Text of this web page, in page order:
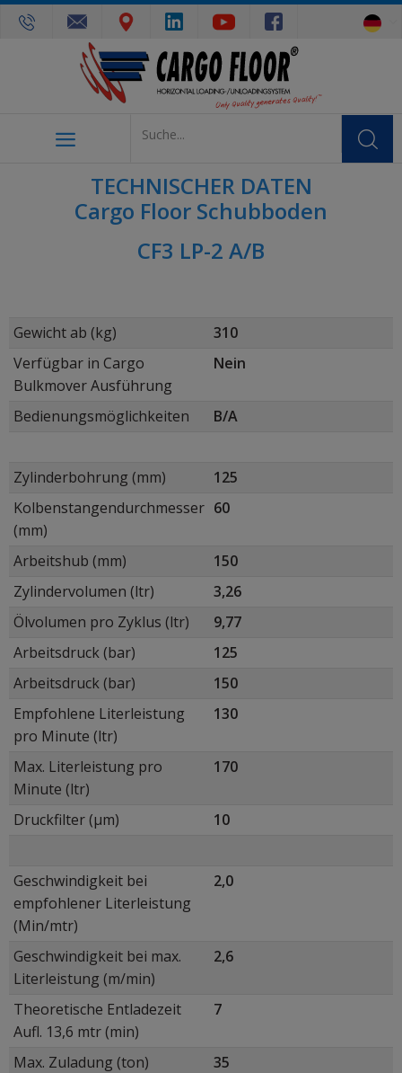
TECHNISCHER DATEN
Cargo Floor Schubboden
CF3 LP-2 A/B
Gewicht ab (kg)
310
Verfügbar in Cargo
Bulkmover Ausführung
Nein
Bedienungsmöglichkeiten B/A
Zylinderbohrung (mm)
125
Kolbenstangendurchmesser
(mm)
60
Arbeitshub (mm)
150
Zylindervolumen (ltr)
3,26
Ölvolumen pro Zyklus (ltr)
9,77
Arbeitsdruck (bar)
125
Arbeitsdruck (bar)
150
Empfohlene Literleistung
pro Minute (ltr)
130
Max. Literleistung pro
Minute (ltr)
170
Druckfilter (μm) 10
Geschwindigkeit bei
empfohlener Literleistung
(Min/mtr)
2,0
Geschwindigkeit bei max.
Literleistung (m/min)
2,6
Theoretische Entladezeit
Aufl. 13,6 mtr (min)
7
Max. Zuladung (ton) 35